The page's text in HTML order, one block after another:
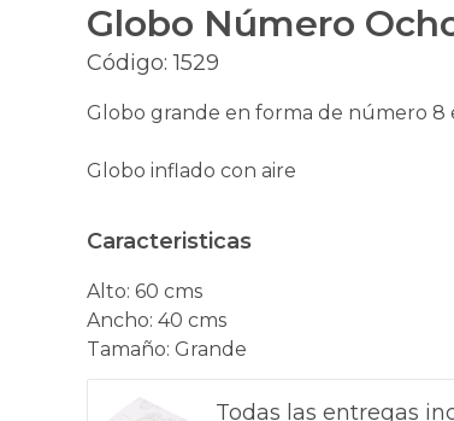
Globo Número
Código:1529
Globo grande en forma de número 8
Globo inflado con aire
Caracteristicas
Alto: 60 cms
Ancho: 40 cms
Tamaño: Grande
Todas las entregas